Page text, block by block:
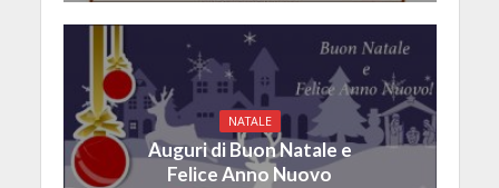
NATALE
Auguri di Buon Natale e
Felice Anno Nuovo